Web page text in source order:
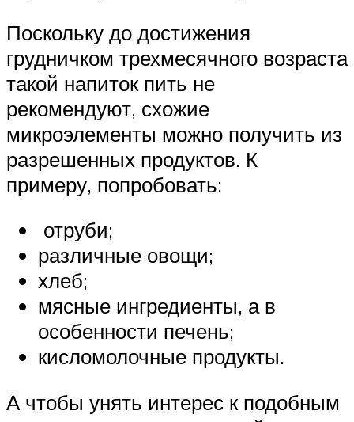
Поскольку до достижения
грудничком трехмесячного возраста
такой напиток пить не
рекомендуют, схожие
микроэлементы можно получить из
разрешенных продуктов. К
примеру, попробовать:
отруби;
различные овощи;
хлеб;
мясные ингредиенты, а в
особенности печень;
кисломолочные продукты.
А чтобы унять интерес к подобным